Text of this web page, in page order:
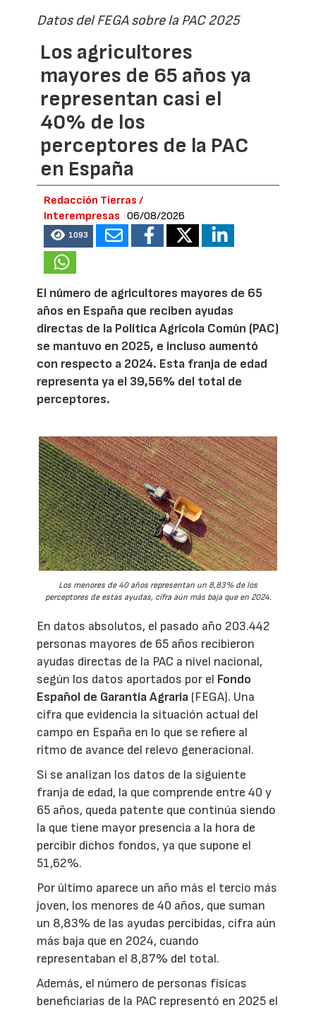
Datos del FEGA sobre la PAC 2025
Los agricultores
mayores de 65 años ya
representan casi el
40% de los
perceptores de la PAC
en España
Redacción Tierras /
Interempresas
06/08/2026
1093
El número de agricultores mayores de 65
años en España que reciben ayudas
directas de la Política Agrícola Común (PAC)
se mantuvo en 2025, e incluso aumentó
con respecto a 2024. Esta franja de edad
representa ya el 39,56% del total de
perceptores.
Los menores de 40 años representan un 8,83% de los
perceptores de estas ayudas, cifra aún más baja que en 2024.
En datos absolutos, el pasado año 203.442
personas mayores de 65 años recibieron
ayudas directas de la PAC a nivel nacional,
según los datos aportados por el Fondo
Español de Garantía Agraria (FEGA). Una
cifra que evidencia la situación actual del
campo en España en lo que se refiere al
ritmo de avance del relevo generacional.
Si se analizan los datos de la siguiente
franja de edad, la que comprende entre 40 y
65 años, queda patente que continúa siendo
la que tiene mayor presencia a la hora de
percibir dichos fondos, ya que supone el
51,62%.
Por último aparece un año más el tercio más
joven, los menores de 40 años, que suman
un 8,83% de las ayudas percibidas, cifra aún
más baja que en 2024, cuando
representaban el 8,87% del total.
Además, el número de personas físicas
beneficiarias de la PAC representó en 2025 el